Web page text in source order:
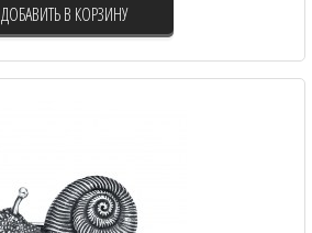
ДОБАВИТЬ В КОРЗИНУ